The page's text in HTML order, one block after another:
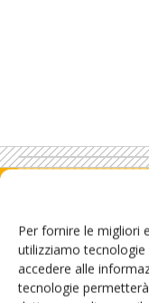
Per fornire le migliori
utilizziamo
accedere alle
tecnologie
Rimani
Iscriviti